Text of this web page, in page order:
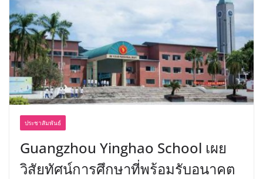
ประชาสัมพันธ์
Guangzhou Yinghao School เผย
วิสัยทัศน์การศึกษาที่พร้อมรับอนาคต